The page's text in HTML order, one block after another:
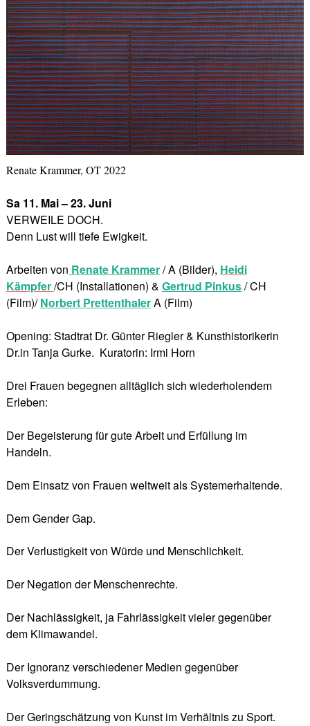
Renate Krammer, OT 2022
Sa 11. Mai – 23. Juni
VERWEILE DOCH.
Denn Lust will tiefe Ewigkeit.
Arbeiten von Renate Krammer/ A (Bilder), Heidi
Kämpfer/CH (Installationen) & Gertrud Pinkus/ CH
(Film)/Norbert PrettenthalerA (Film)
Opening: Stadtrat Dr. Günter Riegler & Kunsthistorikerin
Dr.in Tanja Gurke. Kuratorin: Irmi Horn
Drei Frauen begegnen alltäglich sich wiederholendem
Erleben:
Der Begeisterung für gute Arbeit und Erfüllung im
Handeln.
Dem Einsatz von Frauen weltweit als Systemerhaltende.
Dem Gender Gap.
Der Verlustigkeit von Würde und Menschlichkeit.
Der Negation der Menschenrechte.
Der Nachlässigkeit, ja Fahrlässigkeit vieler gegenüber
dem Klimawandel.
Der Ignoranz verschiedener Medien gegenüber
Volksverdummung.
Der Geringschätzung von Kunst im Verhältnis zu Sport.